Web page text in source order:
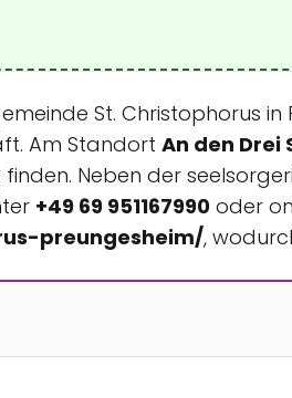
St. Christophorus
Am Standort An den Drei
Neben der
+49 69 951167990 oder
preungesheim/,